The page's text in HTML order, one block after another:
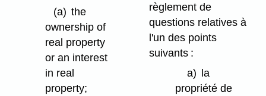
(a) the
ownership of
real property
or an interest
in real
property;
règlement de
questions relatives à
l'un des points
suivants :
a)
la
propriété de